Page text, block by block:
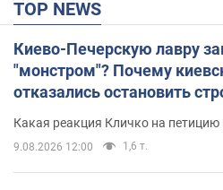
TOP NEWS
Киево-Печерскую лавру
"монстром"? Почему
отказались остановить
Какая реакция Кличко на петицию
9.08.2026 12:00 1,6 т.